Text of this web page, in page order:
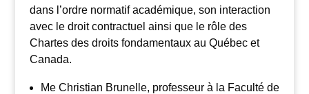
dans l’ordre normatif académique, son interaction
avec le droit contractuel ainsi que le rôle des
Chartes des droits fondamentaux au Québec et
Canada.
Me Christian Brunelle, professeur à la Faculté de